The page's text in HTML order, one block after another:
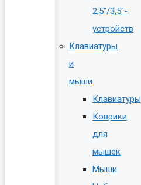
2,5″/3,5″-
устройств
Клавиатуры
и
мыши
Клавиатуры
Коврики
для
мышек
Мыши